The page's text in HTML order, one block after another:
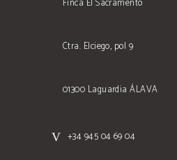
Finca El Sacramento
Ctra. Elciego, pol 9
01300 Laguardia ÁLAVA
+34 945 04 69 04